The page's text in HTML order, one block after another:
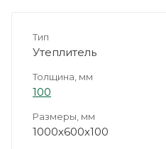
Тип
Утеплитель
Толщина, мм
100
Размеры, мм
1000х600х100